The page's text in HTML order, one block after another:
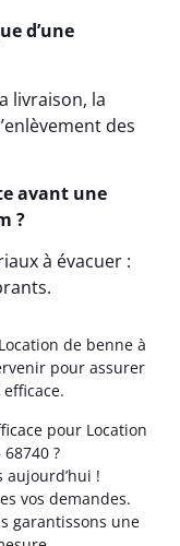
d’une
livraison, la
des
avant une
?
à évacuer :
de benne à
pour assurer
pour Location
?
!
vos demandes.
garantissons une